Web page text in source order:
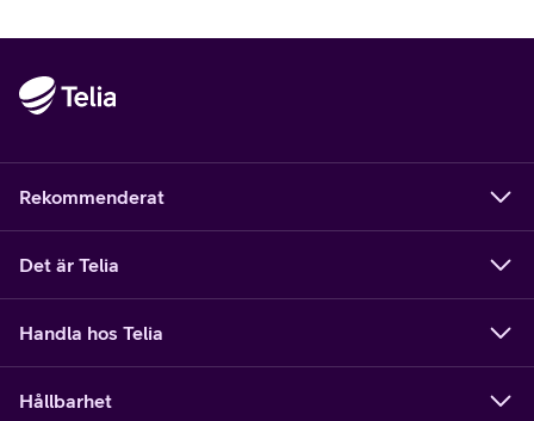
Rekommenderat
Det är Telia
Handla hos Telia
Hållbarhet